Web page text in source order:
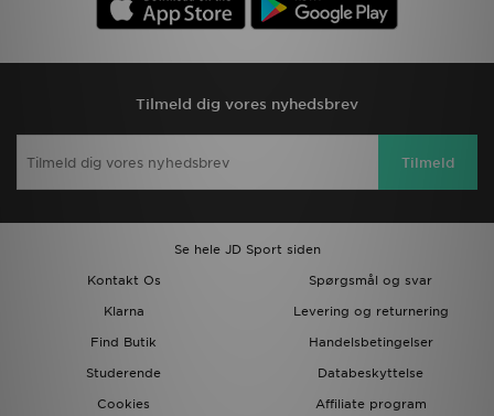
Tilmeld dig vores nyhedsbrev
Tilmeld
Se hele JD Sport siden
Kontakt Os
Spørgsmål og svar
Klarna
Levering og returnering
Find Butik
Handelsbetingelser
Studerende
Databeskyttelse
Cookies
Affiliate program